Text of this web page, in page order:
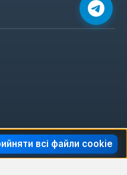
всі файли cookie